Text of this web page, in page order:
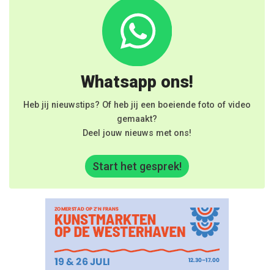
Whatsapp ons!
Heb jij nieuwstips? Of heb jij een boeiende foto of video
gemaakt?
Deel jouw nieuws met ons!
Start het gesprek!